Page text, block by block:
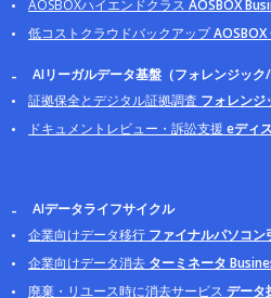
AOSBOXハイエンドクラス AOSBOX
低コストクラウドバックアップAOSBOX
AIリーガルデータ基盤（フォレンジック/
証拠保全とデジタル証拠調査 フォレンジ
ドキュメントレビュー・訴訟支援 eディ
AIデータライフサイクル
企業向けデータ移行 ファイナルパソコ
企業向けデータ消去 ターミネータ
廃棄・リユース時に消去サービス データ